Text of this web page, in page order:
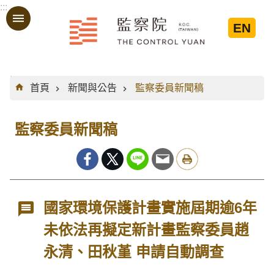
跳到主要內容區塊
:::
EN
:::
首頁
新聞與公告 監察委員新聞稿
監察委員新聞稿
國家環境保護計畫實施屆期逾6年
未依法再擬定新計畫監察委員趙
永清、田秋堇 申請自動調查